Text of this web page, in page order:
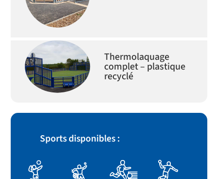
Thermolaquage
complet – plastique
recyclé
Sports disponibles :